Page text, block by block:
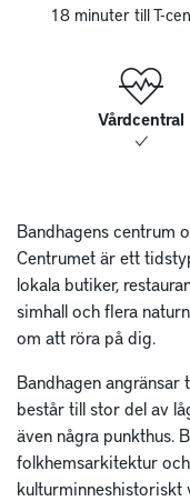
18 minuter till T-
Vårdcentral
Bandhagens centrum
Centrumet är ett
lokala butiker,
simhall och flera
om att röra på dig.
Bandhagen
består till stor del av
även några punkthus.
folkhemsarkitektur
kulturminneshistoriskt